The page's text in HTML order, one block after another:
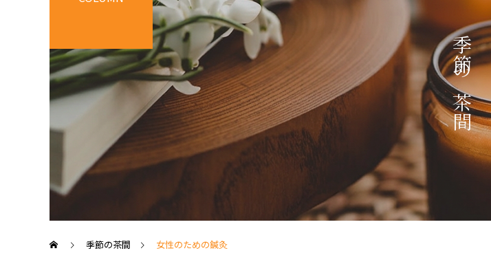
季節の茶間
季節の茶間 女性のための鍼灸